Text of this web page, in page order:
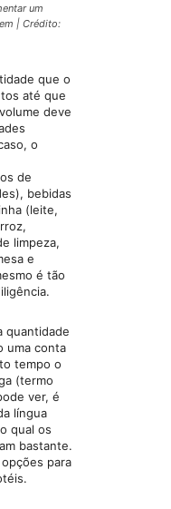
um
| Crédito:
que o
até que
deve
o
de
bebidas
(leite,
limpeza,
e
é tão
quantidade
uma conta
tempo o
(termo
ver, é
língua
qual os
bastante.
para